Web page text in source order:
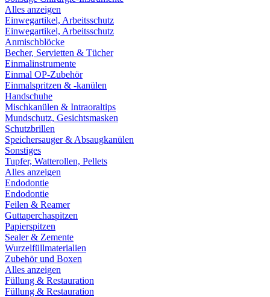
Alles anzeigen
Einwegartikel, Arbeitsschutz
Einwegartikel, Arbeitsschutz
Anmischblöcke
Becher, Servietten & Tücher
Einmalinstrumente
Einmal OP-Zubehör
Einmalspritzen & -kanülen
Handschuhe
Mischkanülen & Intraoraltips
Mundschutz, Gesichtsmasken
Schutzbrillen
Speichersauger & Absaugkanülen
Sonstiges
Tupfer, Watterollen, Pellets
Alles anzeigen
Endodontie
Endodontie
Feilen & Reamer
Guttaperchaspitzen
Papierspitzen
Sealer & Zemente
Wurzelfüllmaterialien
Zubehör und Boxen
Alles anzeigen
Füllung & Restauration
Füllung & Restauration